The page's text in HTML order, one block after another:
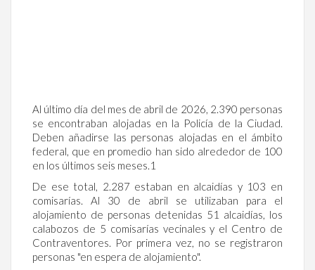
Al último día del mes de abril de 2026, 2.390 personas
se encontraban alojadas en la Policía de la Ciudad.
Deben añadirse las personas alojadas en el ámbito
federal, que en promedio han sido alrededor de 100
en los últimos seis meses.1
De ese total, 2.287 estaban en alcaidías y 103 en
comisarías. Al 30 de abril se utilizaban para el
alojamiento de personas detenidas 51 alcaidías, los
calabozos de 5 comisarías vecinales y el Centro de
Contraventores. Por primera vez, no se registraron
personas "en espera de alojamiento".